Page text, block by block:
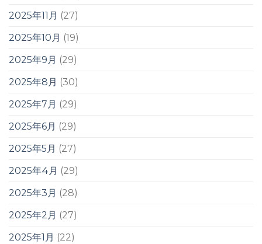
2025年11月 (27)
2025年10月 (19)
2025年9月 (29)
2025年8月 (30)
2025年7月 (29)
2025年6月 (29)
2025年5月 (27)
2025年4月 (29)
2025年3月 (28)
2025年2月 (27)
2025年1月 (22)